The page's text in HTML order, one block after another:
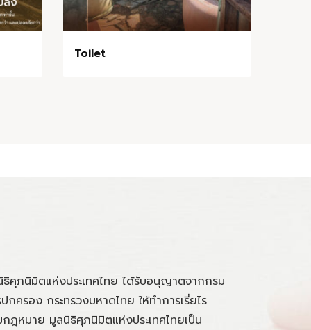
Toilet
ธิศุภนิมิตแห่งประเทศไทย ได้รับอนุญาตจากกรม
กครอง กระทรวงมหาดไทย ให้ทำการเรี่ยไร
ฎหมาย มูลนิธิศุภนิมิตแห่งประเทศไทยเป็น